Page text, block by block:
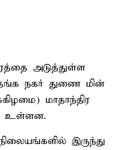
அடுத்துள்ள
நகர் துணை மின்
மாதாந்திர
உள்ளன.
இருந்து